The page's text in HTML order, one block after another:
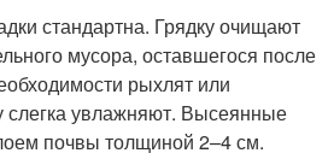
стандартна. Грядку очищают
мусора, оставшегося после
рыхлят или
увлажняют. Высеянные
почвы толщиной 2–4 см.